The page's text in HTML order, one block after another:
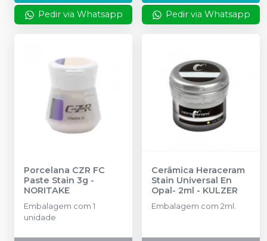
Pedir via Whatsapp Pedir via Whatsapp
Porcelana CZR FC
Paste Stain 3g -
NORITAKE
Embalagem com 1
unidade
Cerâmica Heraceram
Stain Universal En
Opal- 2ml - KULZER
Embalagem com 2ml.